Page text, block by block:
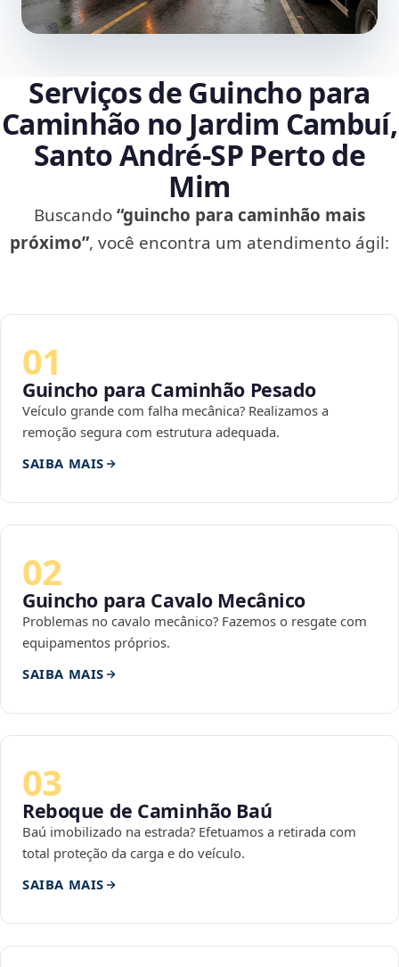
Serviços de Guincho para
Caminhão no Jardim Cambuí,
Santo André‑SP Perto de
Mim
Buscando“guincho para caminhão mais
próximo”, você encontra um atendimento ágil:
01
Guincho para Caminhão Pesado
Veículo grande com falha mecânica? Realizamos a
remoção segura com estrutura adequada.
SAIBA MAIS
02
Guincho para Cavalo Mecânico
Problemas no cavalo mecânico? Fazemos o resgate com
equipamentos próprios.
SAIBA MAIS
03
Reboque de Caminhão Baú
Baú imobilizado na estrada? Efetuamos a retirada com
total proteção da carga e do veículo.
SAIBA MAIS